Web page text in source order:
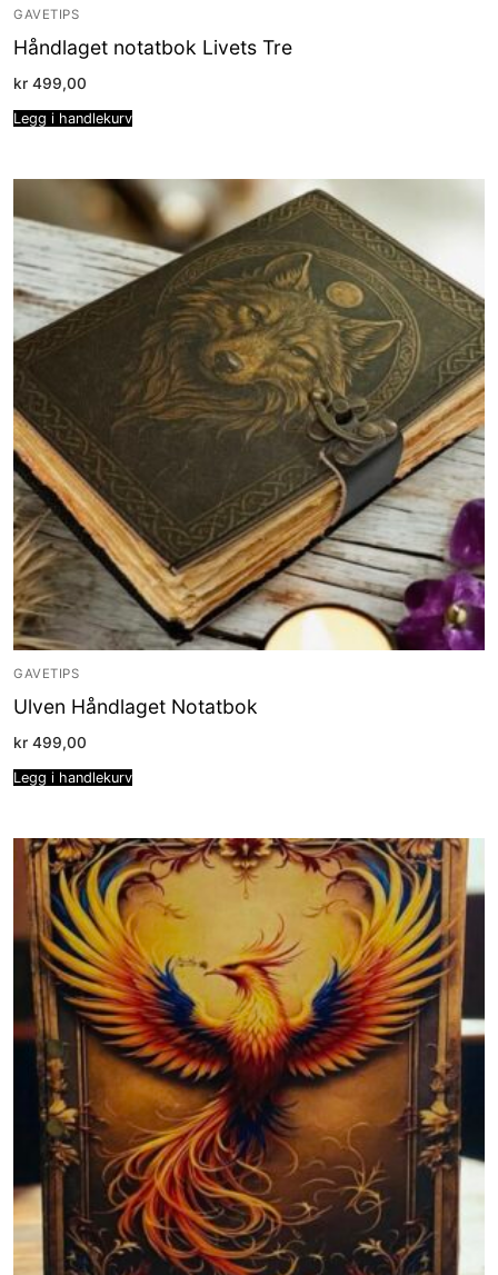
GAVETIPS
Håndlaget notatbok Livets Tre
kr 499,00
Legg i handlekurv
GAVETIPS
Ulven Håndlaget Notatbok
kr 499,00
Legg i handlekurv